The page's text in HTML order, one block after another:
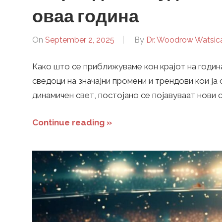
k
–
F
o
o
t
b
оваа година
On September 2, 2025 By Dr. Woodrow
Како што се приближуваме кон крајот на
сведоци на значајни промени и трендови кои
динамичен свет, постојано се појавуваат нови
Continue reading »